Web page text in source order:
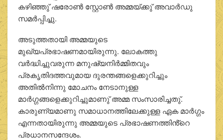
കഴിഞ്ഞു് ഷരോൺ സ്റ്റോൺ അമ്മയ്ക്കു് അവാർഡു
സമർപ്പിച്ചു.
അടുത്തതായി അമ്മയുടെ
മുഖ്യപ്രഭാഷണമായിരുന്നു. ലോകത്തു
വർദ്ധിച്ചുവരുന്ന മനുഷ്യനിർമ്മിതവും
പ്രകൃതിദത്തവുമായ ദുരന്തങ്ങളെക്കുറിച്ചും
അതിൽനിന്നു മോചനം നേടാനുള്ള
മാർഗ്ഗങ്ങളെക്കുറിച്ചുമാണു് അമ്മ സംസാരിച്ചതു്.
കാരുണ്യമാണു സമാധാനത്തിലേക്കുള്ള ഏക മാർഗ്ഗം
എന്നതായിരുന്നു അമ്മയുടെ പ്രഭാഷണത്തിൻ്റെ
പ്രധാനസന്ദേശം.